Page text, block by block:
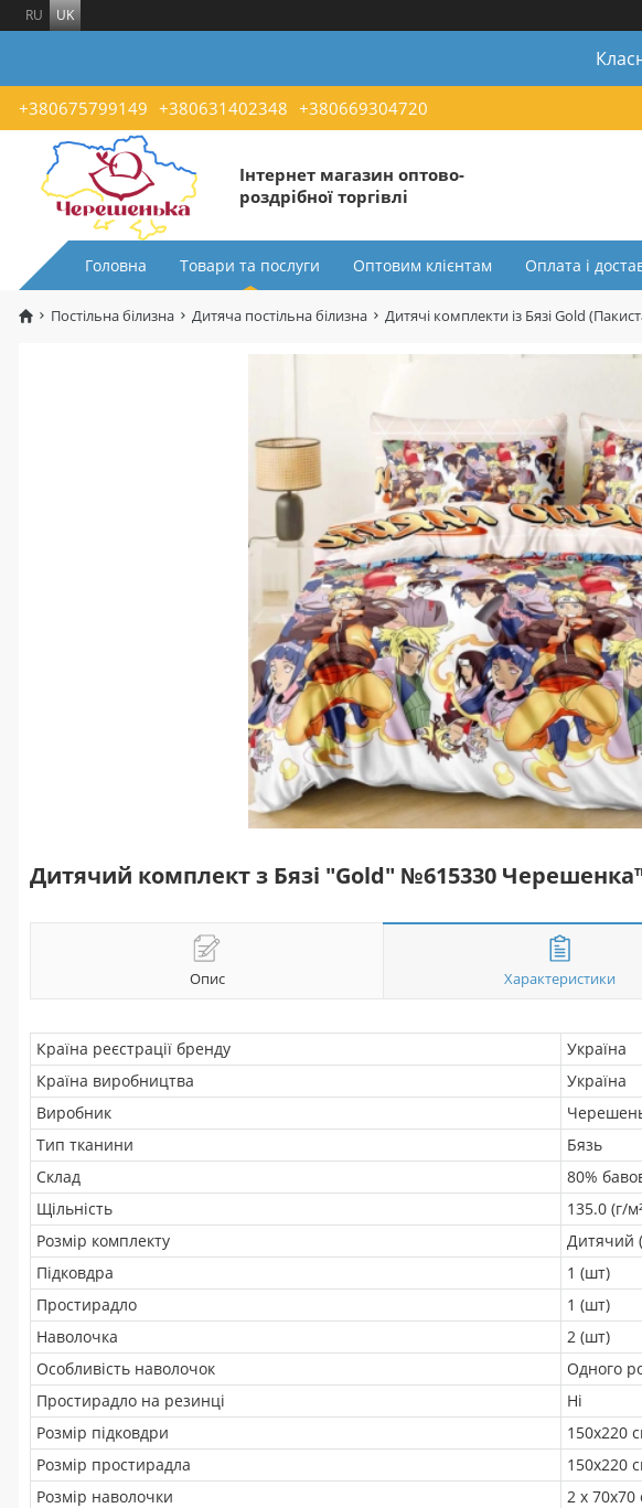
RU UK
+380675799149 +380631402348 +380669304720
Інтернет магазин оптово-
роздрібної торгівлі
Головна Товари та послуги Оптовим клієнтам Оплата і
Постільна білизна Дитяча постільна білизна Дитячі комплекти із Бязі Gold
Дитячий комплект з Бязі "Gold" №615330
Опис Характеристики
Країна реєстрації бренду
Україна
Країна виробництва
Україна
Виробник
Тип тканини
Бязь
Склад
80%
Щільність
135.0 (г/
Розмір комплекту
Дитячий
Підковдра
1 (шт)
Простирадло
1 (шт)
Наволочка
2 (шт)
Особливість наволочок
Одного
Простирадло на резинці
Ні
Розмір підковдри
150х220
Розмір простирадла
150х220
Розмір наволочки
2 х 70х70